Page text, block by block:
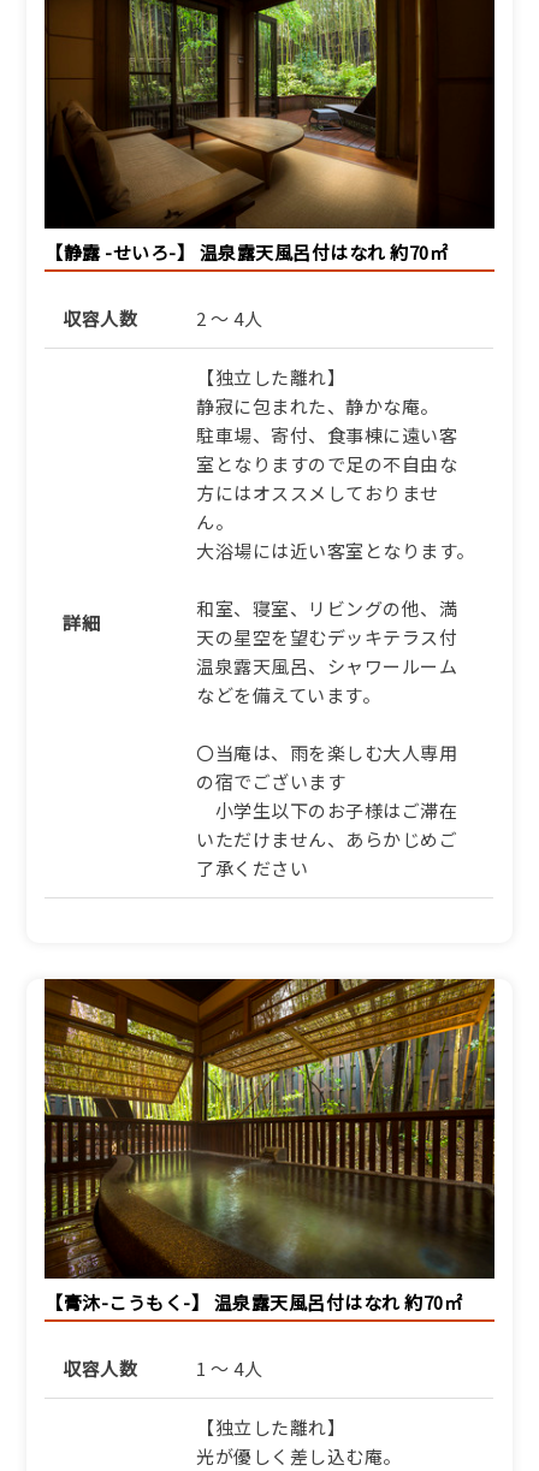
メイン、タグ付き活松葉蟹
をお一人様二杯【AP】
1泊2食付き
88,080円/人/泊 ～
詳細
【静露 -せいろ-】 温泉露天風呂付はなれ 約70㎡
収容人数 2 ～ 4人
詳細
【独立した離れ】
静寂に包まれた、静かな庵。
駐車場、寄付、食事棟に遠い客
室となりますので足の不自由な
方にはオススメしておりませ
ん。
大浴場には近い客室となります。
和室、寝室、リビングの他、満
天の星空を望むデッキテラス付
温泉露天風呂、シャワールーム
などを備えています。
〇当庵は、雨を楽しむ大人専用
の宿でございます
小学生以下のお子様はご滞在
いただけません、あらかじめご
了承ください
【膏沐-こうもく-】 温泉露天風呂付はなれ 約70㎡
収容人数 1 ～ 4人
【独立した離れ】
光が優しく差し込む庵。